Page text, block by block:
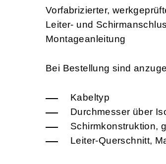
Vorfabrizierter,
Leiter- und
Montageanleitung
Bei Bestellung sind
Kabeltyp
Durchmesser über
Schirmkonstruktion,
Leiter-Querschnitt,